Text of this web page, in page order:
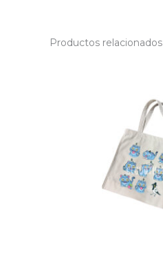
Productos relacionados